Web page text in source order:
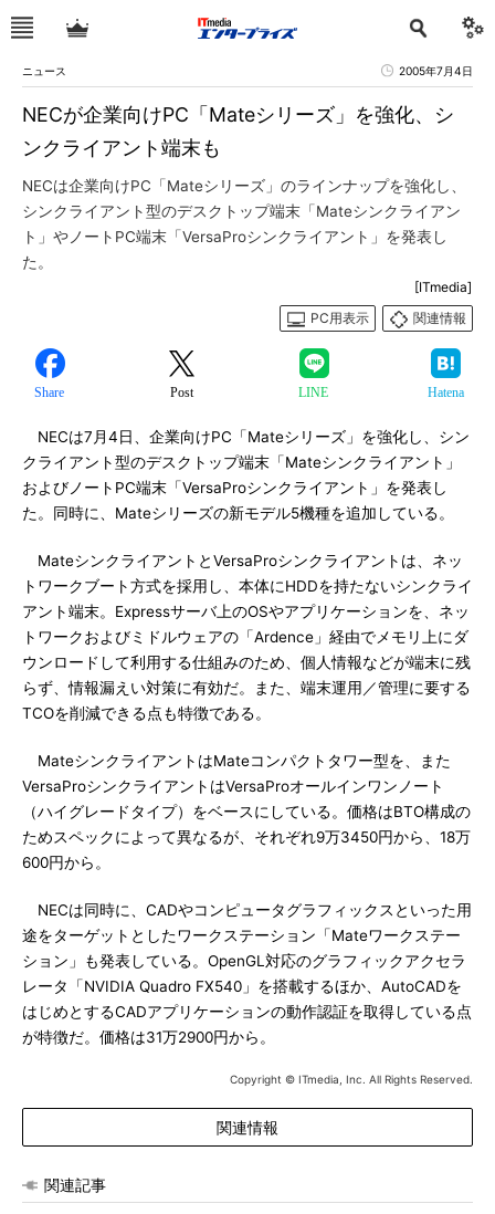
ニュース 2005年7月4日
NECが企業向けPC「Mateシリーズ」を強化、シ
ンクライアント端末も
NECは企業向けPC「Mateシリーズ」のラインナップを強化し、
シンクライアント型のデスクトップ端末「Mateシンクライアン
ト」やノートPC端末「VersaProシンクライアント」を発表し
た。
[ITmedia]
PC用表示
関連情報
Share Post LINE Hatena
NECは7月4日、企業向けPC「Mateシリーズ」を強化し、シン
クライアント型のデスクトップ端末「Mateシンクライアント」
およびノートPC端末「VersaProシンクライアント」を発表し
た。同時に、Mateシリーズの新モデル5機種を追加している。
MateシンクライアントとVersaProシンクライアントは、ネッ
トワークブート方式を採用し、本体にHDDを持たないシンクライ
アント端末。Expressサーバ上のOSやアプリケーションを、ネッ
トワークおよびミドルウェアの「Ardence」経由でメモリ上にダ
ウンロードして利用する仕組みのため、個人情報などが端末に残
らず、情報漏えい対策に有効だ。また、端末運用／管理に要する
TCOを削減できる点も特徴である。
MateシンクライアントはMateコンパクトタワー型を、また
VersaProシンクライアントはVersaProオールインワンノート
（ハイグレードタイプ）をベースにしている。価格はBTO構成の
ためスペックによって異なるが、それぞれ9万3450円から、18万
600円から。
NECは同時に、CADやコンピュータグラフィックスといった用
途をターゲットとしたワークステーション「Mateワークステー
ション」も発表している。OpenGL対応のグラフィックアクセラ
レータ「NVIDIA Quadro FX540」を搭載するほか、AutoCADを
はじめとするCADアプリケーションの動作認証を取得している点
が特徴だ。価格は31万2900円から。
Copyright © ITmedia, Inc. All Rights Reserved.
関連情報
関連記事